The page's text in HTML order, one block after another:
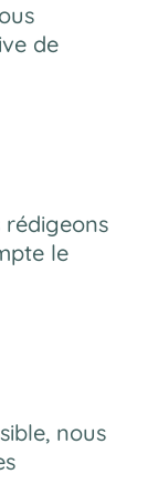
de
rédigeons
le
nous